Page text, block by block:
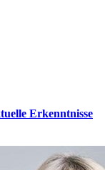
Erkenntnisse